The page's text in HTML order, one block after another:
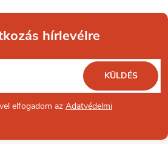
hírlevélre
elfogadom az Adatvédelmi
KÜLDÉS